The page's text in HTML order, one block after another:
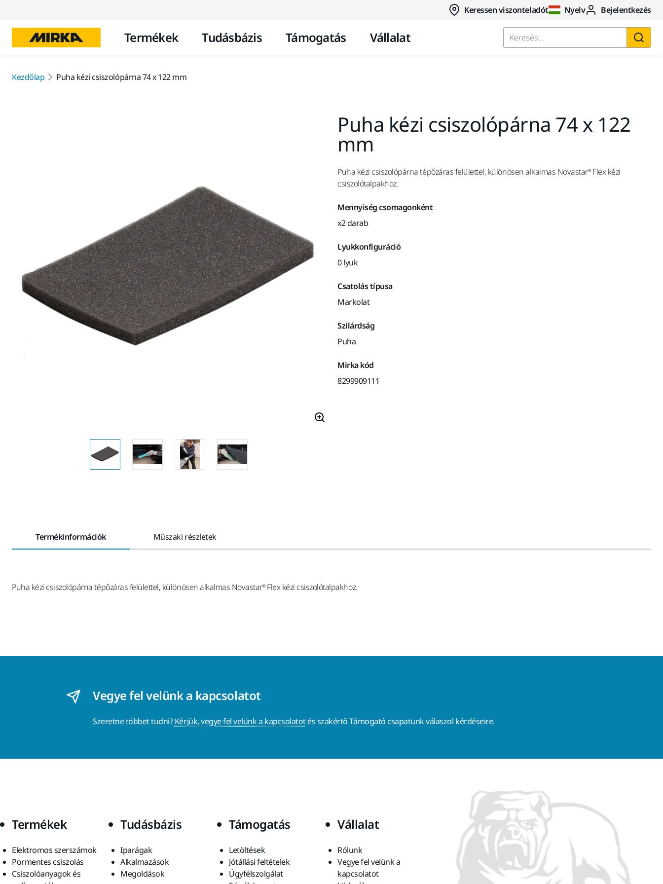
Keressen viszonteladót Nyelv Bejelentkezés
Termékek Tudásbázis Támogatás Vállalat Keresés...
Kezdőlap Puha kézi csiszolópárna 74 x 122 mm
Puha kézi csiszolópárna 74 x 122
mm
Puha kézi csiszolópárna tépőzáras felülettel, különösen alkalmas Novastar® Flex kézi
csiszolótalpakhoz.
Mennyiség csomagonként
x2 darab
Lyukkonfiguráció
0 lyuk
Csatolás típusa
Markolat
Szilárdság
Puha
Mirka kód
8299909111
Termékinformációk Műszaki részletek
Puha kézi csiszolópárna tépőzáras felülettel, különösen alkalmas Novastar® Flex kézi csiszolótalpakhoz.
Vegye fel velünk a kapcsolatot
Szeretne többet tudni?Kérjük, vegye fel velünk a kapcsolatotés szakértő Támogató csapatunk válaszol kérdéseire.
Termékek
Elektromos szerszámok
Pormentes csiszolás
Csiszolóanyagok és
Tudásbázis
Iparágak
Alkalmazások
Megoldások
Támogatás
Letöltések
Jótállási feltételek
Ügyfélszolgálat
Vállalat
Rólunk
Vegye fel velünk a
kapcsolatot